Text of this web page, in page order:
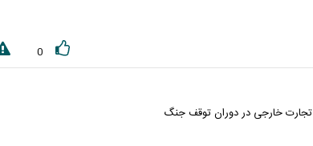
0
تجارت خارجی در دوران توقف جنگ